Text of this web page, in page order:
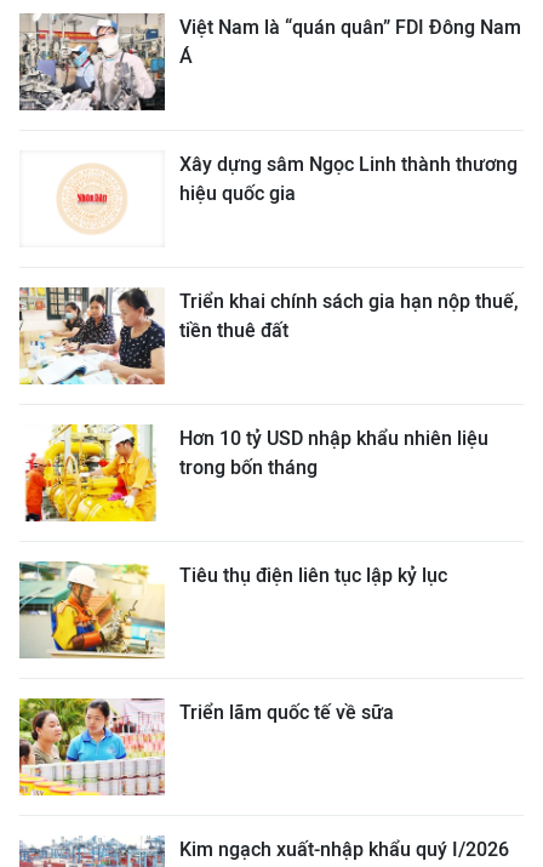
Việt Nam là “quán quân” FDI Đông Nam
Á
Xây dựng sâm Ngọc Linh thành thương
hiệu quốc gia
Triển khai chính sách gia hạn nộp thuế,
tiền thuê đất
Hơn 10 tỷ USD nhập khẩu nhiên liệu
trong bốn tháng
Tiêu thụ điện liên tục lập kỷ lục
Triển lãm quốc tế về sữa
Kim ngạch xuất-nhập khẩu quý I/2026